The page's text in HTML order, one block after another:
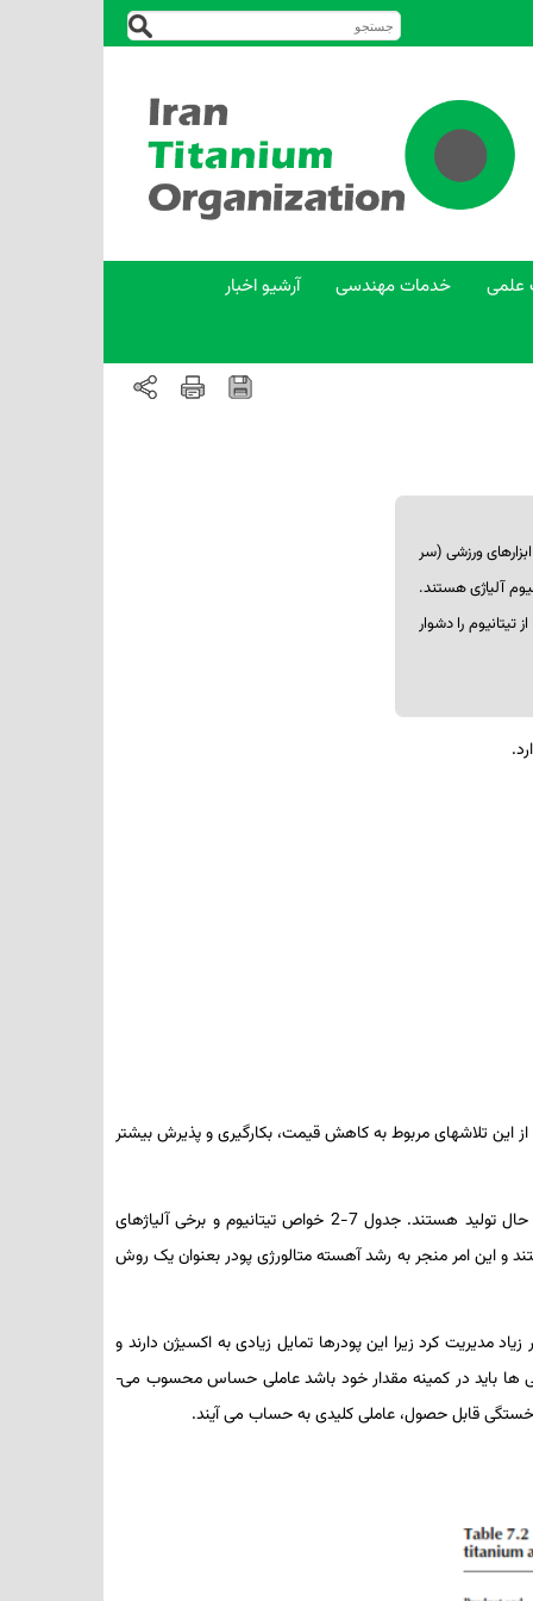
علمی خدمات مهندسی آرشیو اخبار
ورزشی (سر
آلیاژی هستند.
را دشوار
این تلاش­های مربوط به کاهش قیمت، بکارگیری و پذیرش بیشتر
دارای خواصی مشابه با دیگر روش های در حال تولید هستند. جدول 7-2 خواص تیتانیوم و برخی آلیاژهای
و این امر منجر به رشد آهسته متالورژی پودر بعنوان یک روش
مدیریت کرد زیرا این پودرها تمایل زیادی به اکسیژن دارند و
ها باید در کمینه مقدار خود باشد عاملی حساس محسوب می­
قابل حصول، عاملی کلیدی به حساب می­ آیند.